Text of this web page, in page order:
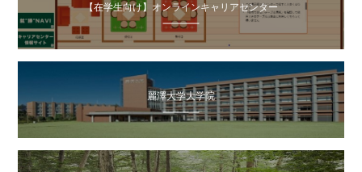
【在学生向け】オンラインキャリアセンター
麗澤大学大学院